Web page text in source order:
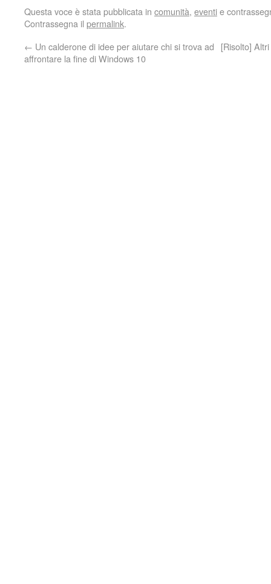
Questa voce è stata pubblicata in comunità, eventie
Contrassegna il permalink.
← Un calderone di idee per aiutare chi si trova ad
affrontare la fine di Windows 10
[Risolto]